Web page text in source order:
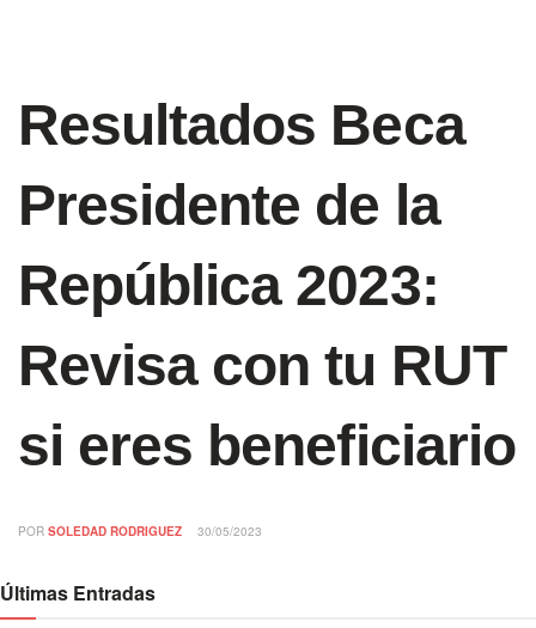
Resultados Beca
Presidente de la
República 2023:
Revisa con tu RUT
si eres beneficiario
POR SOLEDAD RODRIGUEZ 30/05/2023
Últimas Entradas